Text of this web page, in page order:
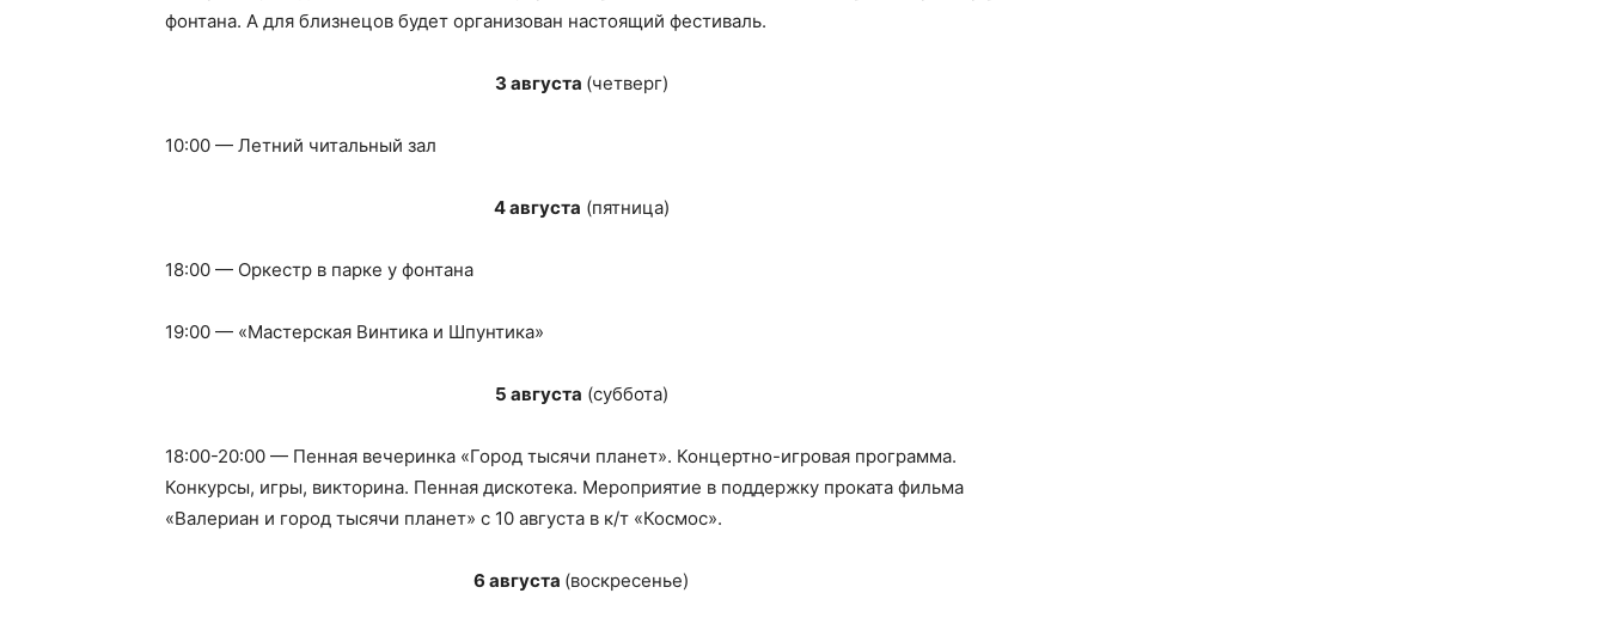
фонтана. А для близнецов будет организован настоящий фестиваль.
3 августа (четверг)
10:00 — Летний читальный зал
4 августа (пятница)
18:00 — Оркестр в парке у фонтана
19:00 — «Мастерская Винтика и Шпунтика»
5 августа (суббота)
18:00-20:00 — Пенная вечеринка «Город тысячи планет». Концертно-игровая программа.
Конкурсы, игры, викторина. Пенная дискотека. Мероприятие в поддержку проката фильма
«Валериан и город тысячи планет» с 10 августа в к/т «Космос».
6 августа (воскресенье)